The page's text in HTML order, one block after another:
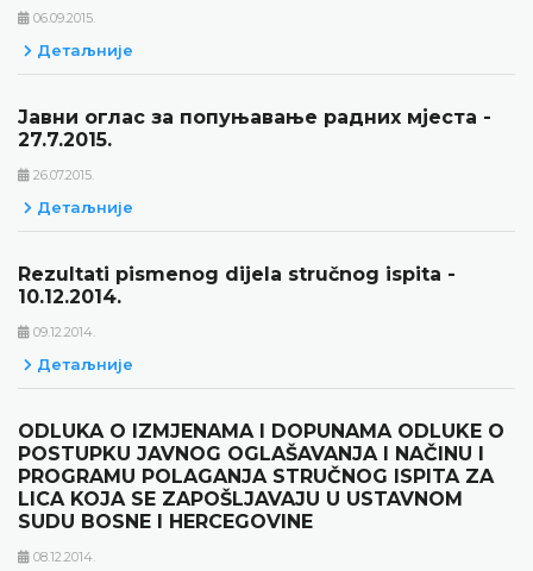
06.09.2015.
Детаљније
Јавни оглас за попуњавање радних мјеста -
27.7.2015.
26.07.2015.
Детаљније
Rezultati pismenog dijela stručnog ispita -
10.12.2014.
09.12.2014.
Детаљније
ODLUKA O IZMJENAMA I DOPUNAMA ODLUKE O
POSTUPKU JAVNOG OGLAŠAVANJA I NAČINU I
PROGRAMU POLAGANJA STRUČNOG ISPITA ZA
LICA KOJA SE ZAPOŠLJAVAJU U USTAVNOM
SUDU BOSNE I HERCEGOVINE
08.12.2014.